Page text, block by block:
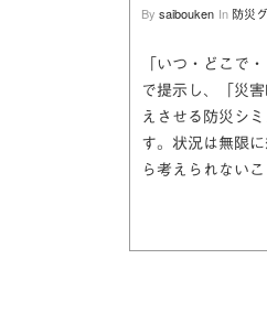
By saibouken In 防災
「いつ・どこで
で提示し、「災
えさせる防災シ
す。状況は無限
ら考えられない